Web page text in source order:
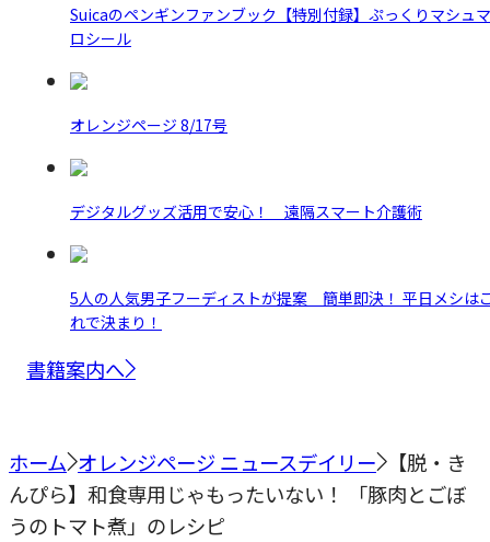
Suicaのペンギンファンブック【特別付録】ぷっくりマシュマ
ロシール
オレンジページ 8/17号
デジタルグッズ活用で安心！ 遠隔スマート介護術
5人の人気男子フーディストが提案 簡単即決！ 平日メシは
れで決まり！
書籍案内へ
ホーム オレンジページ ニュースデイリー
【脱・き
んぴら】和食専用じゃもったいない！ 「豚肉とごぼ
うのトマト煮」のレシピ